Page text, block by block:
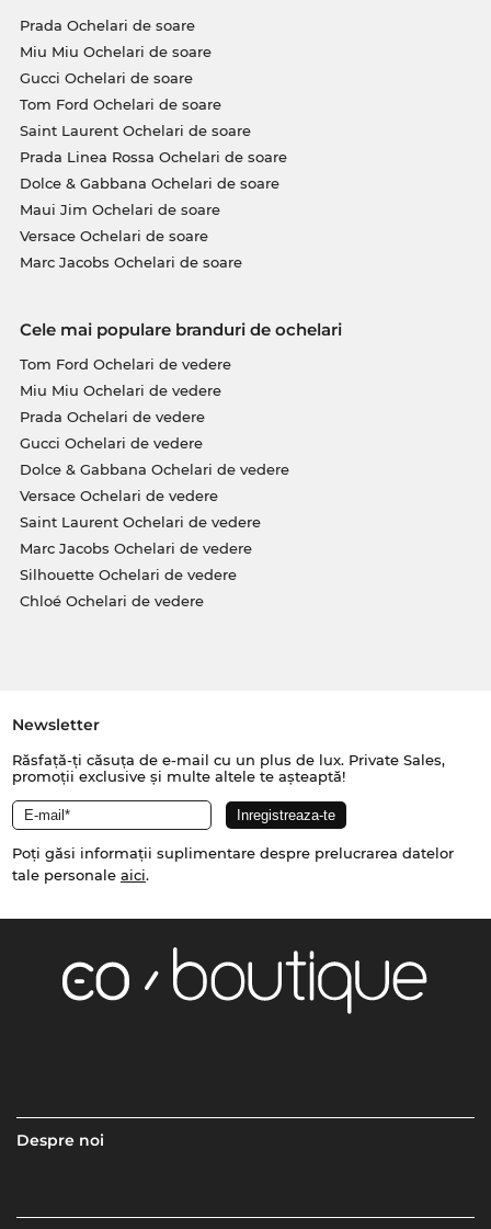
Prada Ochelari de soare
Miu Miu Ochelari de soare
Gucci Ochelari de soare
Tom Ford Ochelari de soare
Saint Laurent Ochelari de soare
Prada Linea Rossa Ochelari de soare
Dolce & Gabbana Ochelari de soare
Maui Jim Ochelari de soare
Versace Ochelari de soare
Marc Jacobs Ochelari de soare
Cele mai populare branduri de ochelari
Tom Ford Ochelari de vedere
Miu Miu Ochelari de vedere
Prada Ochelari de vedere
Gucci Ochelari de vedere
Dolce & Gabbana Ochelari de vedere
Versace Ochelari de vedere
Saint Laurent Ochelari de vedere
Marc Jacobs Ochelari de vedere
Silhouette Ochelari de vedere
Chloé Ochelari de vedere
Newsletter
Răsfață-ți căsuța de e-mail cu un plus de lux. Private Sales,
promoții exclusive și multe altele te așteaptă!
Poți găsi informații suplimentare despre prelucrarea datelor
tale personale aici.
Despre noi